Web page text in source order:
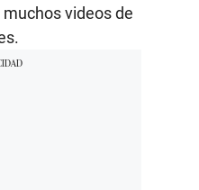
videos de